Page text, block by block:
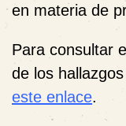
en materia de
Para consultar
de los
este enlace.